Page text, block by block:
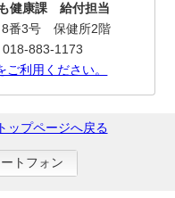
健康課 給付担当
番3号 保健所2階
883-1173
利用ください。
トップページへ戻る
トフォン